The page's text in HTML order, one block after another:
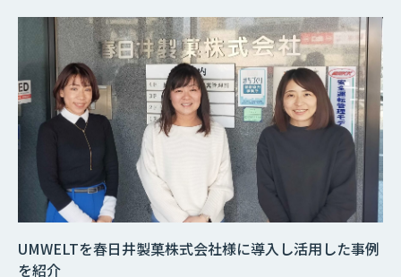
UMWELTを春日井製菓株式会社様に導入し活用した事例
を紹介